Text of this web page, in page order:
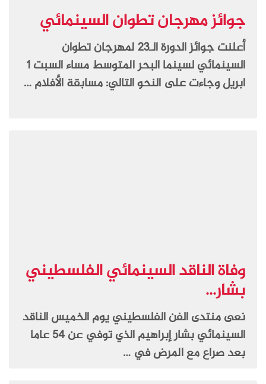
جوائز مهرجان تطوان السينمائي
أعلنت جوائز الدورة الـ23 لمهرجان تطوان
السينمائي لسينما البحر المتوسط مساء السبت 1
ابريل وجاءت على النحو التالي: مسابقة الأفلام …
وفاة الناقد السينمائي الفلسطيني
بشار...
نعى منتدى الفن الفلسطيني يوم الخميس الناقد
السينمائي بشار إبراهيم الذي توفي عن 54 عاما
بعد صراع مع المرض في …